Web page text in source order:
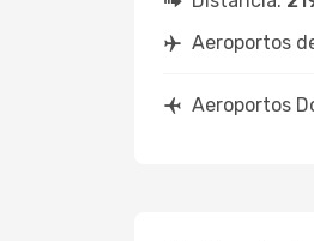
Aeroportos
Aeroportos